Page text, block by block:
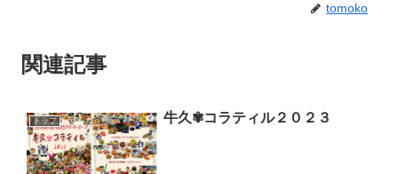
tomoko
関連記事
トップ 牛久✾コラティル２０２３